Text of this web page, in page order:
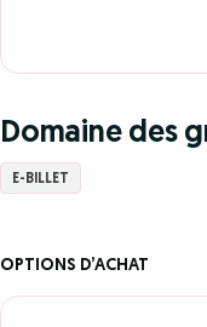
Domaine des
E-BILLET
OPTIONS D’ACHAT